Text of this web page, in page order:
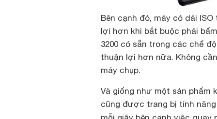
Bên cạnh đó, máy có dải
lợi hơn khi bắt buộc phải
3200 có sẵn trong các chế
thuận lợi hơn nữa. Không
máy chụp.
Và giống như một sản phẩm
cũng được trang bị tính năng